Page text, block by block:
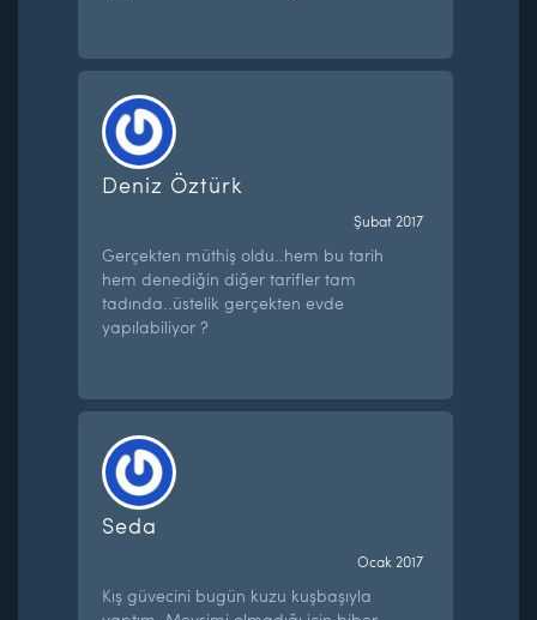
Deniz Öztürk
Şubat 2017
Gerçekten müthiş oldu..hem bu tarih
hem denediğin diğer tarifler tam
tadında..üstelik gerçekten evde
yapılabiliyor ?
Seda
Ocak 2017
Kış güvecini bugün kuzu kuşbaşıyla